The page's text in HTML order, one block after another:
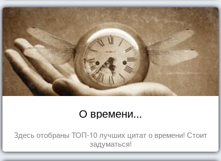
О времени...
Здесь отобраны ТОП-10 лучших цитат о времени! Стоит
задуматься!